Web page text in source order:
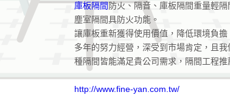
庫板隔間防火、隔音、庫板隔間重量輕
塵室隔間具防火功能。
讓庫板重新獲得使用價值，降低環境負
多年的努力經營，深受到市場肯定，且
種隔間皆能滿足貴公司需求，隔間工程
http://www.fine-yan.com.tw/